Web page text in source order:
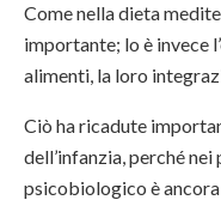
Come nella dieta
importante; lo è invece
alimenti, la loro
Ciò ha ricadute
dell’infanzia, perché
psicobiologico è